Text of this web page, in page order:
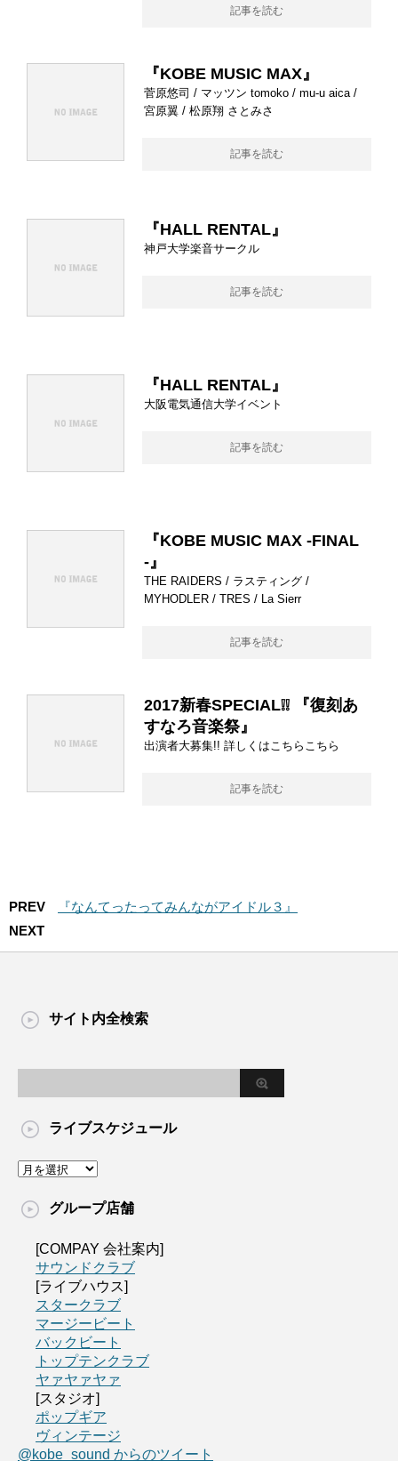
記事を読む
『KOBE MUSIC MAX』
菅原悠司 / マッツン tomoko / mu-u aica /
宮原翼 / 松原翔 さとみさ
記事を読む
『HALL RENTAL』
神戸大学楽音サークル
記事を読む
『HALL RENTAL』
大阪電気通信大学イベント
記事を読む
『KOBE MUSIC MAX -FINAL
-』
THE RAIDERS / ラスティング /
MYHODLER / TRES / La Sierr
記事を読む
2017新春SPECIAL❕❕ 『復刻あ
すなろ音楽祭』
出演者大募集!! 詳しくはこちらこちら
記事を読む
PREV
『なんてったってみんながアイドル３』
NEXT
サイト内全検索
ライブスケジュール
グループ店舗
[COMPAY 会社案内]
サウンドクラブ
[ライブハウス]
スタークラブ
マージービート
バックビート
トップテンクラブ
ヤァヤァヤァ
[スタジオ]
ポップギア
ヴィンテージ
@kobe_sound からのツイート